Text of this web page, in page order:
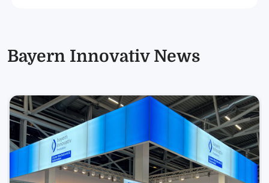
Bayern Innovativ News